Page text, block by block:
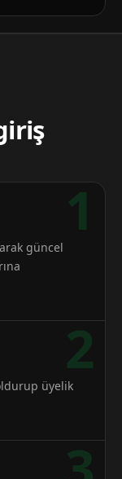
1
güncel
2
üyelik